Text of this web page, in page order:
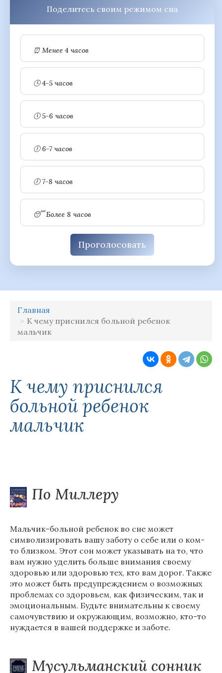
Поделитесь своим режимом сна
⏰ Менее 4 часов
🕓 4-5 часов
🕔 5-6 часов
🕕 6-7 часов
🕖 7-8 часов
😴 Более 8 часов
Проголосовать
Главная
К чему приснился больной ребенок
мальчик
К чему приснился
больной ребенок
мальчик
По Миллеру
Мальчик-больной ребенок во сне может
символизировать вашу заботу о себе или о ком-
то близком. Этот сон может указывать на то, что
вам нужно уделить больше внимания своему
здоровью или здоровью тех, кто вам дорог. Также
это может быть предупреждением о возможных
проблемах со здоровьем, как физическим, так и
эмоциональным. Будьте внимательны к своему
самочувствию и окружающим, возможно, кто-то
нуждается в вашей поддержке и заботе.
Мусульманский сонник